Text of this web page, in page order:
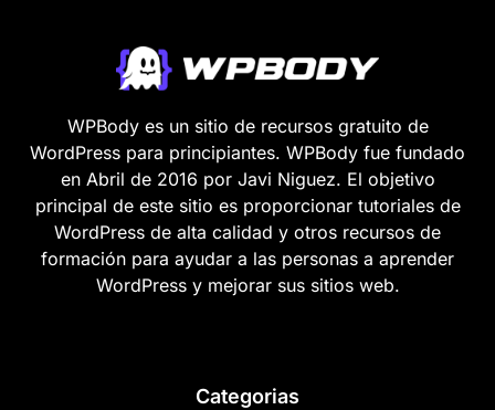
WPBody es un sitio de recursos gratuito de
WordPress para principiantes. WPBody fue fundado
en Abril de 2016 por Javi Niguez. El objetivo
principal de este sitio es proporcionar tutoriales de
WordPress de alta calidad y otros recursos de
formación para ayudar a las personas a aprender
WordPress y mejorar sus sitios web.
Categorias